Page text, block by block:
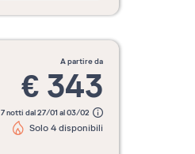
a partire da
€ 343
7 notti dal 27/01 al 03/02
Solo 4 disponibili